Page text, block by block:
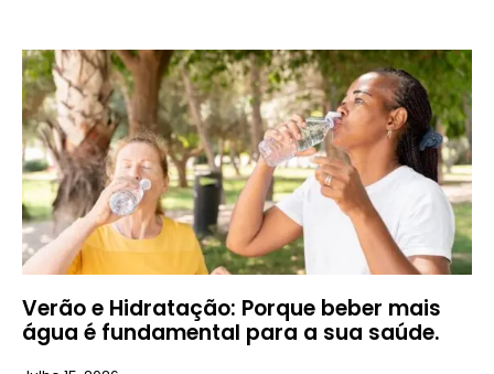
Verão e Hidratação: Porque beber mais
água é fundamental para a sua saúde.